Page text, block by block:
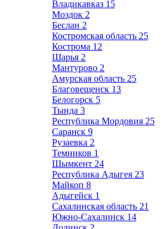
Владикавказ 15
Моздок 2
Беслан 2
Костромская область 25
Кострома 12
Шарья 2
Мантурово 2
Амурская область 25
Благовещенск 13
Белогорск 5
Тында 3
Республика Мордовия 25
Саранск 9
Рузаевка 2
Темников 1
Шымкент 24
Республика Адыгея 23
Майкоп 8
Адыгейск 1
Сахалинская область 21
Южно-Сахалинск 14